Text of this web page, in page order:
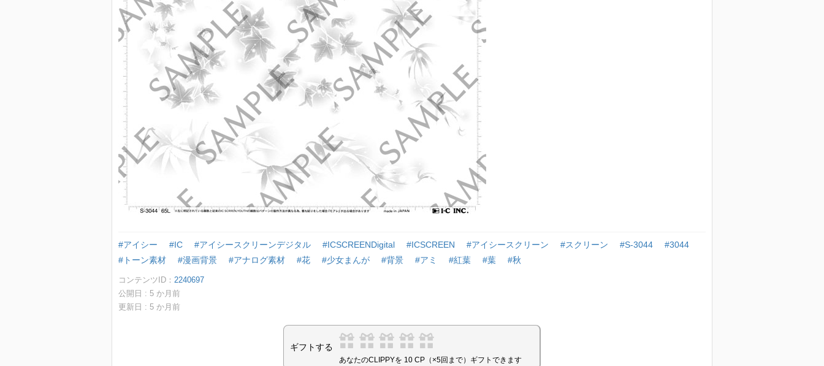
#アイシー #IC #アイシースクリーンデジタル #ICSCREENDigital #ICSCREEN #アイシースクリーン #スクリーン #S-3044
#3044
#トーン素材
#漫画背景 #アナログ素材 #花 #少女まんが #背景 #アミ #紅葉 #葉 #秋
コンテンツID： 2240697
公開日 : 5 か月前
更新日 : 5 か月前
ギフトする
あなたのCLIPPYを 10 CP（×5回まで）ギフトできます